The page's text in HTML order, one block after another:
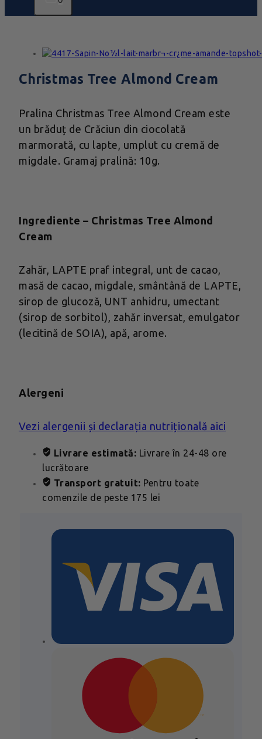
Christmas Tree Almond Cream
Pralina Christmas Tree Almond Cream este
un brăduț de Crăciun din ciocolată
marmorată, cu lapte, umplut cu cremă de
migdale. Gramaj pralină: 10g.
Ingrediente – Christmas Tree Almond
Cream
Zahăr, LAPTE praf integral, unt de cacao,
masă de cacao, migdale, smântână de LAPTE,
sirop de glucoză, UNT anhidru, umectant
(sirop de sorbitol), zahăr inversat, emulgator
(lecitină de SOIA), apă, arome.
Alergeni
Vezi alergenii și declarația nutrițională aici
Livrare estimată: Livrare în 24-48 ore
lucrătoare
Transport gratuit: Pentru toate
comenzile de peste 175 lei